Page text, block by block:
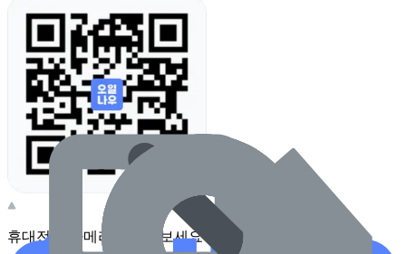
휴대전화 카메라로 찍어보세요